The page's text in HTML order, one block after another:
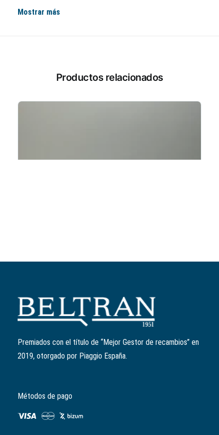
Mostrar más
Productos relacionados
Patín variador
289931
3,09
original
era:
El
actual
Premiados con el título de “Mejor Gestor de recambios” en
2019, otorgado por Piaggio España.
Métodos de pago